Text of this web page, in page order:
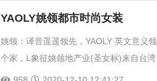
YAOLY姚领都市时尚女装
姚领：译音遥遥领先，YAOLY 英文意义
个家，L象征姚领地产业(圣女标)来自台